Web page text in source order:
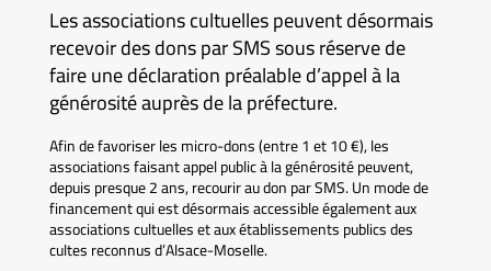
Les associations cultuelles peuvent désormais
recevoir des dons par SMS sous réserve de
faire une déclaration préalable d’appel à la
générosité auprès de la préfecture.
Afin de favoriser les micro-dons (entre 1 et 10 €), les
associations faisant appel public à la générosité peuvent,
depuis presque 2 ans, recourir au don par SMS. Un mode de
financement qui est désormais accessible également aux
associations cultuelles et aux établissements publics des
cultes reconnus d’Alsace-Moselle.